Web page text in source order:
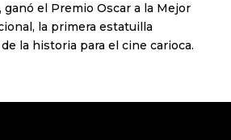
ganó el Premio Oscar a la Mejor
la primera estatuilla
la historia para el cine carioca.